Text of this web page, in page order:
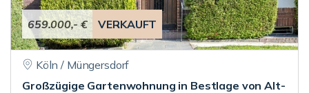
659.000,- € VERKAUFT
Köln / Müngersdorf
Großzügige Gartenwohnung in Bestlage von Alt-